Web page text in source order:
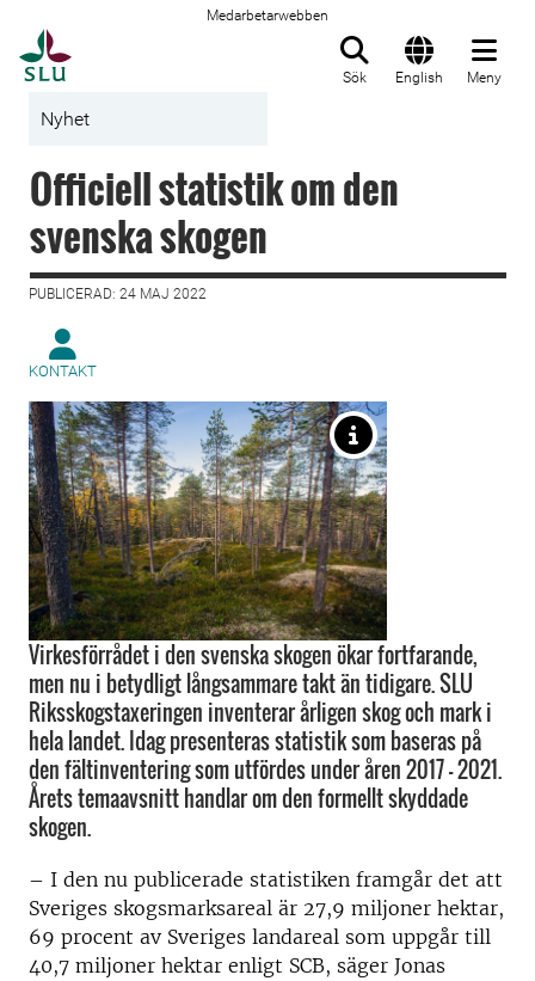
Medarbetarwebben
Sök English Meny
Nyhet
Officiell statistik om den
svenska skogen
PUBLICERAD: 24 MAJ 2022
KONTAKT
Virkesförrådet i den svenska skogen ökar fortfarande,
men nu i betydligt långsammare takt än tidigare. SLU
Riksskogstaxeringen inventerar årligen skog och mark i
hela landet. Idag presenteras statistik som baseras på
den fältinventering som utfördes under åren 2017 - 2021.
Årets temaavsnitt handlar om den formellt skyddade
skogen.
– I den nu publicerade statistiken framgår det att
Sveriges skogsmarksareal är 27,9 miljoner hektar,
69 procent av Sveriges landareal som uppgår till
40,7 miljoner hektar enligt SCB, säger Jonas